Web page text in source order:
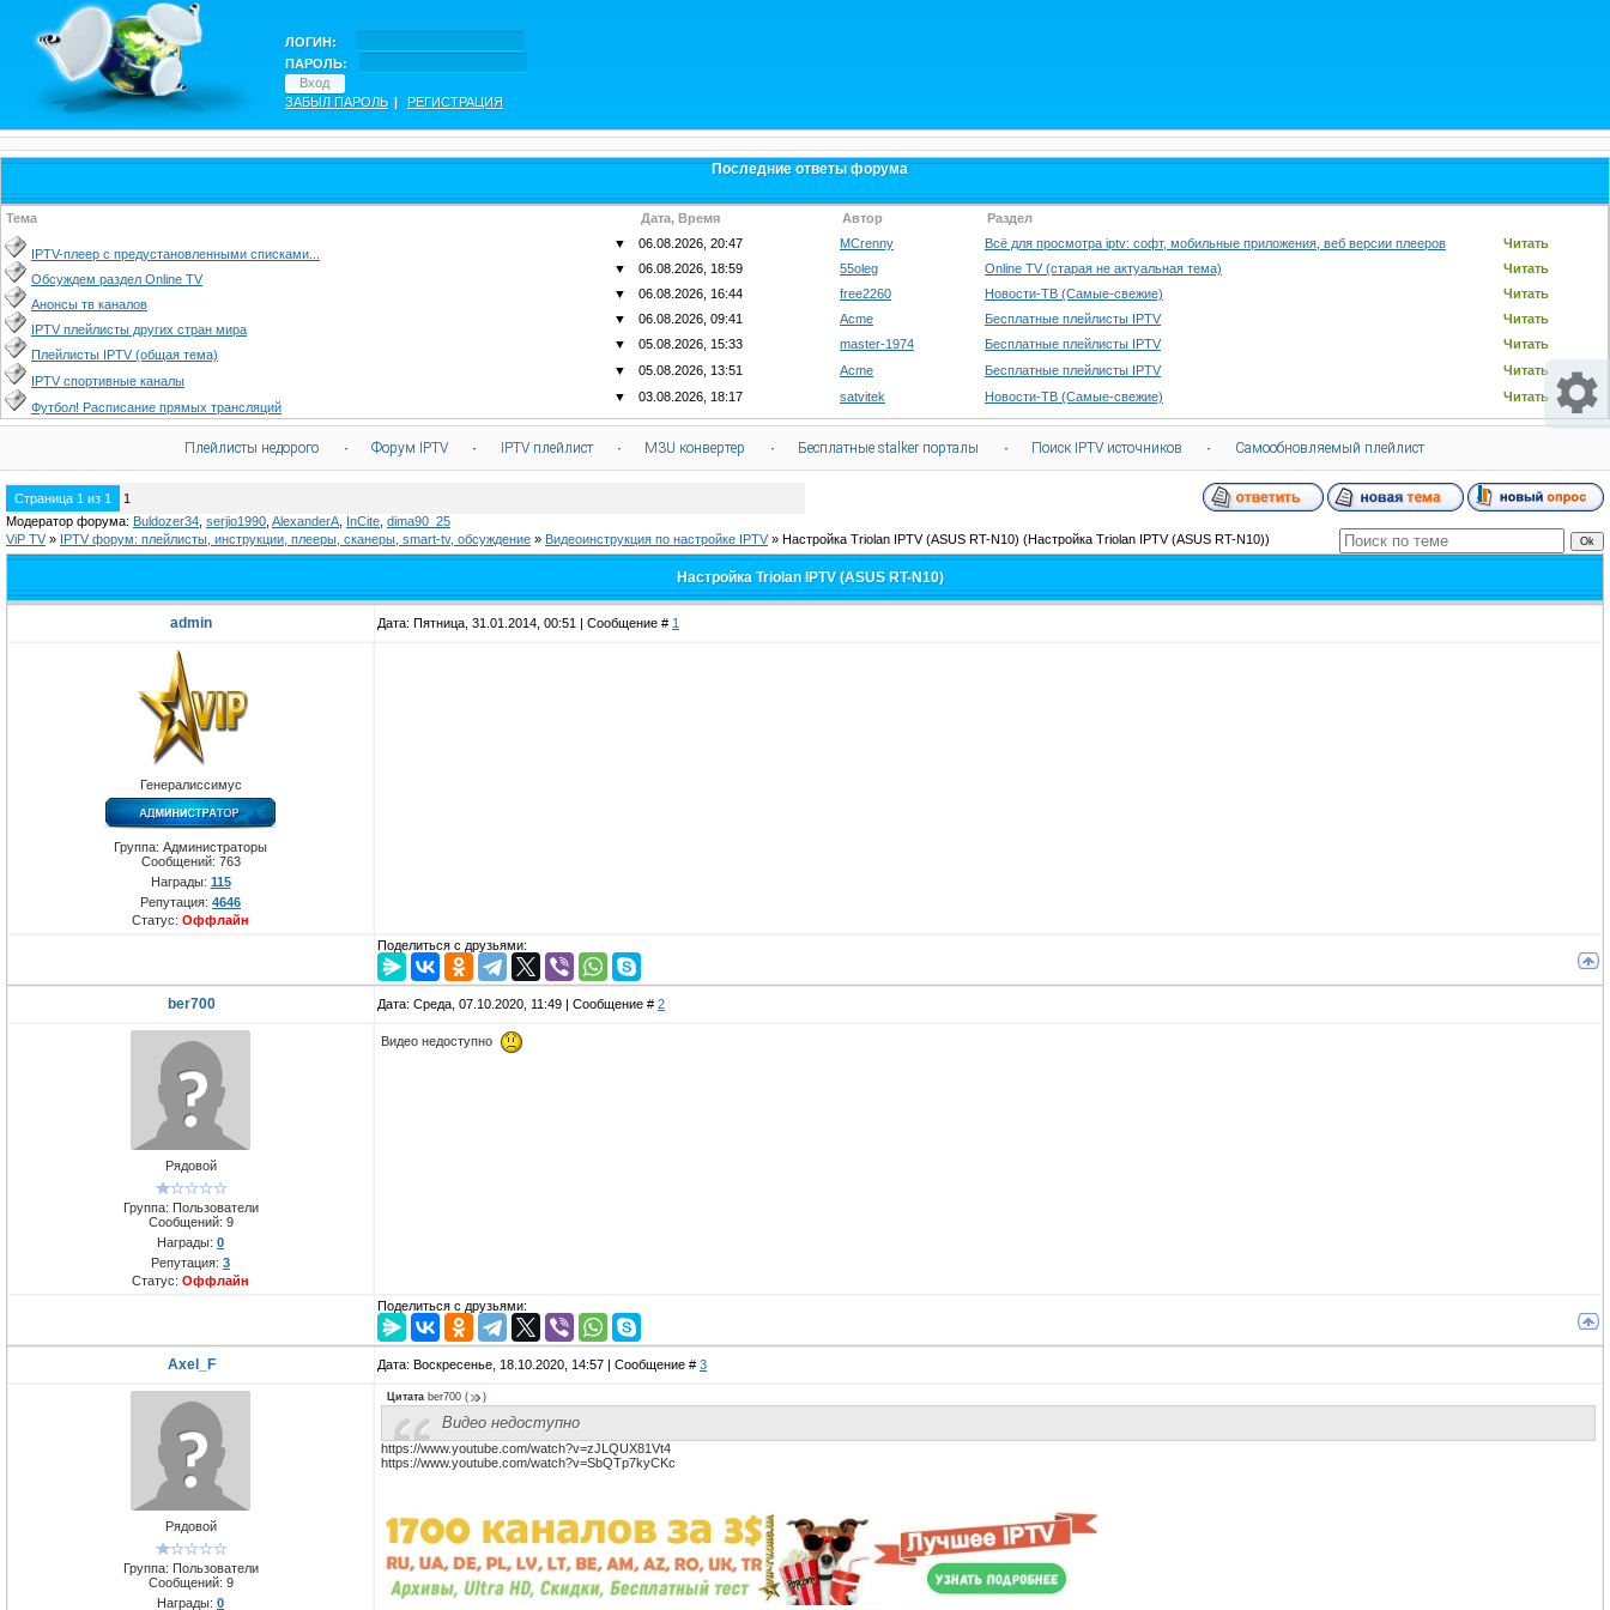
ЛОГИН:
ПАРОЛЬ:
ЗАБЫЛ ПАРОЛЬ | РЕГИСТРАЦИЯ
Последние ответы форума
Тема Дата, Время Автор Раздел
IPTV-плеер с предустановленными списками...
▼ 06.08.2026, 20:47 MCrenny Всё для просмотра iptv: софт, мобильные приложения, веб версии плееров Читать
Обсуждем раздел Online TV
▼ 06.08.2026, 18:59 55oleg Online TV (старая не актуальная тема) Читать
Анонсы тв каналов
▼ 06.08.2026, 16:44 free2260 Новости-ТВ (Самые-свежие) Читать
IPTV плейлисты других стран мира
▼ 06.08.2026, 09:41 Acme Бесплатные плейлисты IPTV Читать
Плейлисты IPTV (общая тема)
▼ 05.08.2026, 15:33 master-1974 Бесплатные плейлисты IPTV Читать
IPTV спортивные каналы
▼ 05.08.2026, 13:51 Acme Бесплатные плейлисты IPTV Читать
Футбол! Расписание прямых трансляций
▼ 03.08.2026, 18:17 satvitek Новости-ТВ (Самые-свежие) Читать
Плейлисты недорого · Форум IPTV · IPTV плейлист · M3U конвертер · Бесплатные stalker порталы · Поиск IPTV источников · Самообновляемый плейлист
Страница 1 из 1
1
Модератор форума: Buldozer34 serjio1990 AlexanderA InCite dima90_25
ViP TV » IPTV форум: плейлисты, инструкции, плееры, сканеры, smart-tv, обсуждение » Видеоинструкция по настройке IPTV » Настройка Triolan IPTV (ASUS RT-N10) (Настройка Triolan IPTV (ASUS RT-N10))
Настройка Triolan IPTV (ASUS RT-N10)
admin Дата: Пятница, 31.01.2014, 00:51 | Сообщение # 1
Генералиссимус
Группа: Администраторы
Сообщений: 763
Награды: 115
Репутация: 4646
Статус: Оффлайн
Поделиться с друзьями:
ber700 Дата: Среда, 07.10.2020, 11:49 | Сообщение # 2
Рядовой
Группа: Пользователи
Сообщений: 9
Награды: 0
Репутация: 3
Статус: Оффлайн
Видео недоступно
Поделиться с друзьями:
Axel_F Дата: Воскресенье, 18.10.2020, 14:57 | Сообщение # 3
Рядовой
Группа: Пользователи
Сообщений: 9
Награды: 0
Цитата ber700 ( )
Видео недоступно
https://www.youtube.com/watch?v=zJLQUX81Vt4
https://www.youtube.com/watch?v=SbQTp7kyCKc